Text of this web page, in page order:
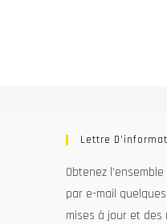
Lettre
Obtenez
par e-mail
mises à jour et